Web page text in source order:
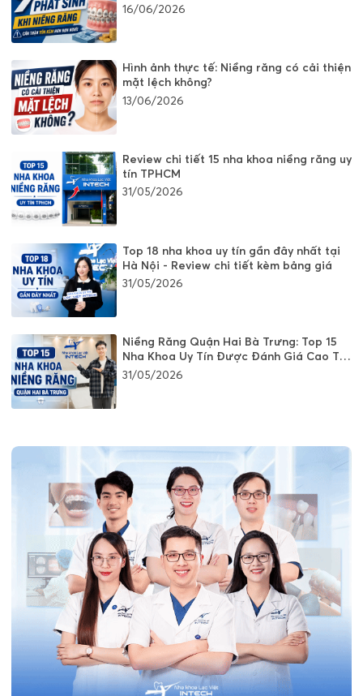
16/06/2026
Hình ảnh thực tế: Niềng răng có cải thiện
mặt lệch không?
13/06/2026
Review chi tiết 15 nha khoa niềng răng uy
tín TPHCM
31/05/2026
Top 18 nha khoa uy tín gần đây nhất tại
Hà Nội - Review chi tiết kèm bảng giá
31/05/2026
Niềng Răng Quận Hai Bà Trưng: Top 15
Nha Khoa Uy Tín Được Đánh Giá Cao Tại
Hà Nội
31/05/2026